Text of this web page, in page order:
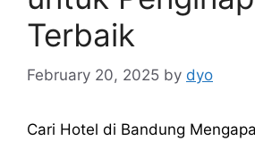
Terbaik
February 20, 2025 by dyo
Cari Hotel di Bandung